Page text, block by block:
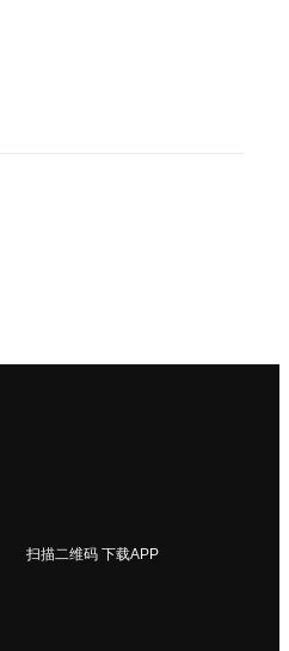
扫描二维码 下载APP